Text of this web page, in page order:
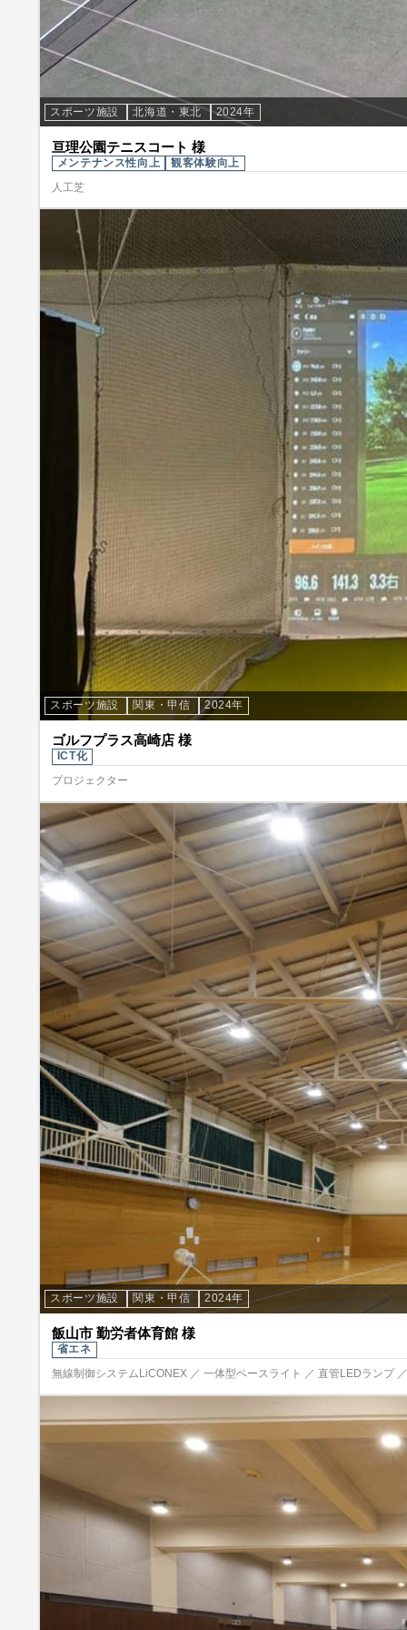
スポーツ施設 北海道・東北 2024年
亘理公園テニスコート 様
メンテナンス性向上
観客体験向上
人工芝
スポーツ施設 関東・甲信 2024年
ゴルフプラス高崎店 様
ICT化
プロジェクター
スポーツ施設 関東・甲信 2024年
飯山市 勤労者体育館 様
省エネ
無線制御システムLiCONEX ／ 一体型ベースライト ／ 直管LEDランプ